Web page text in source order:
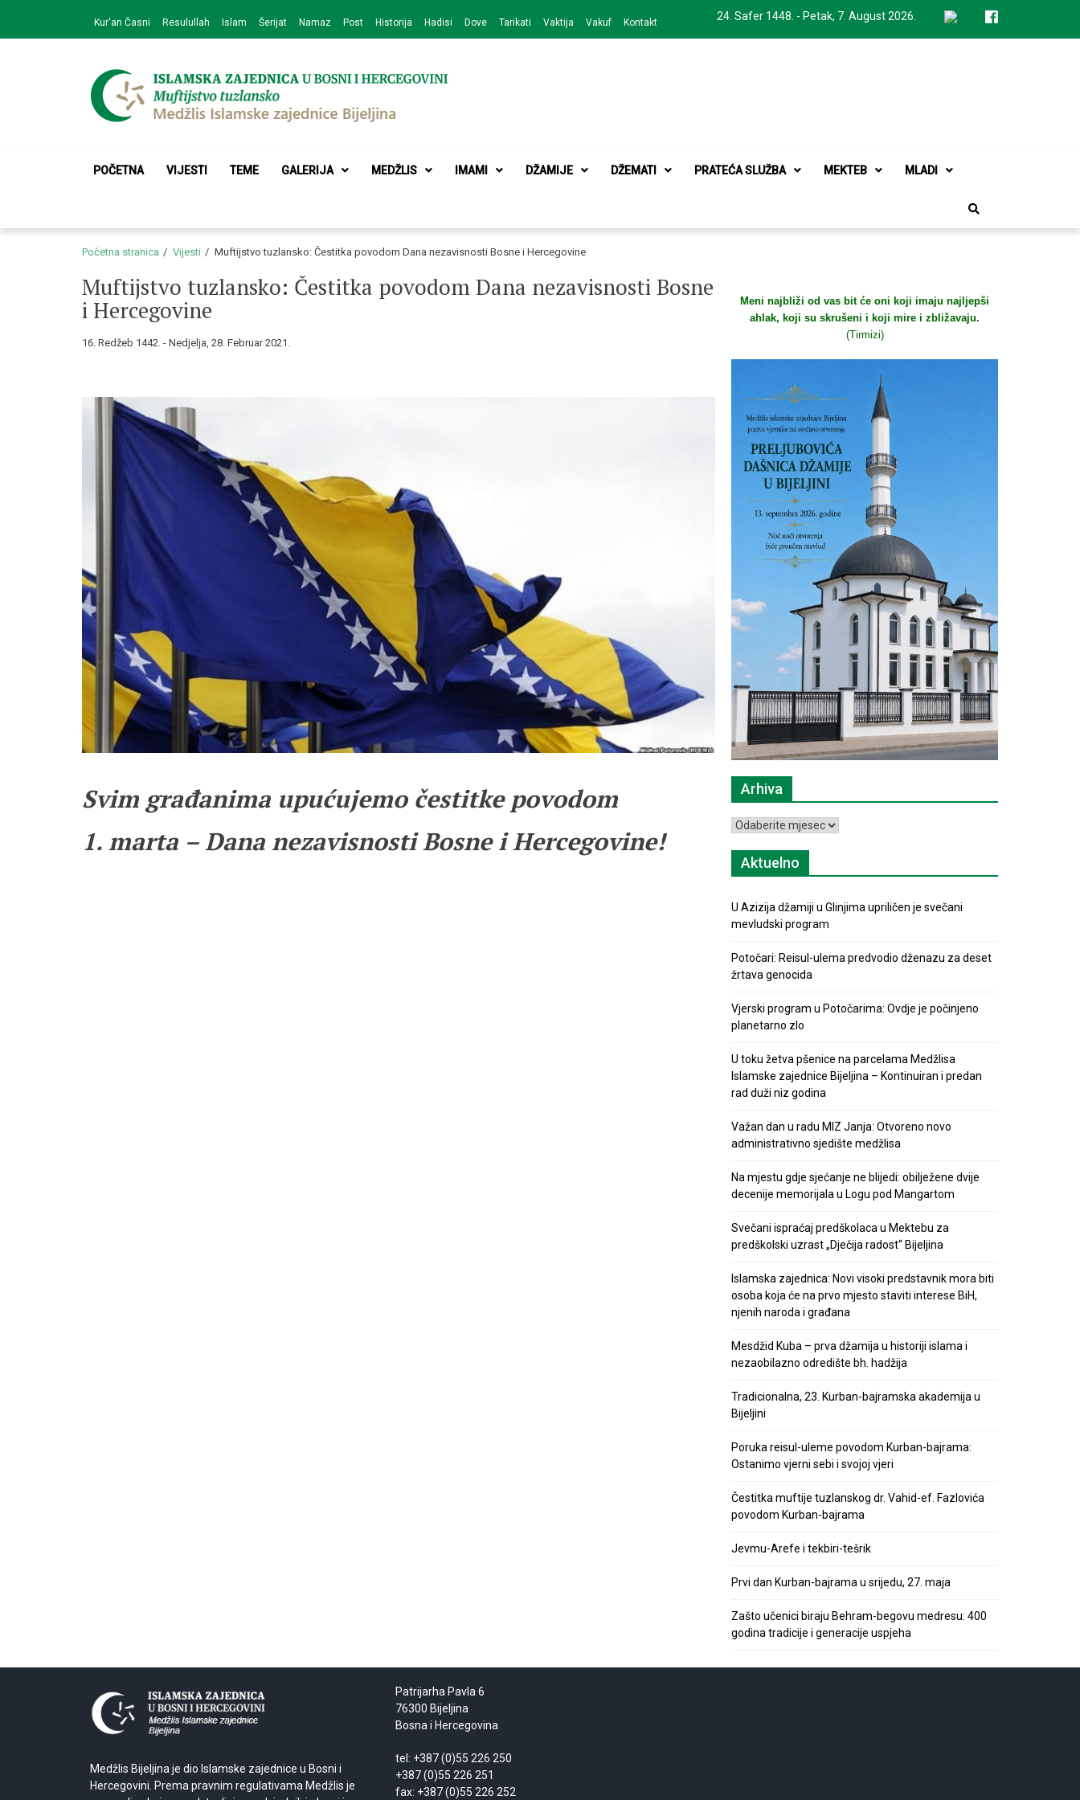
navigation
content
24. Safer 1448. - Petak, 7. August 2026.
Kur'an Časni Resulullah Islam Šerijat Namaz Post Historija Hadisi Dove Tarikati Vaktija Vakuf Kontakt
Medžlis Islamske zajednice Bijeljina
POČETNA VIJESTI TEME GALERIJA MEDŽLIS IMAMI DŽAMIJE DŽEMATI PRATEĆA SLUŽBA MEKTEB MLADI
Početna stranica Vijesti Muftijstvo tuzlansko: Čestitka povodom Dana nezavisnosti Bosne i Hercegovine
Muftijstvo tuzlansko: Čestitka povodom Dana nezavisnosti Bosne
i Hercegovine
16. Redžeb 1442. - Nedjelja, 28. Februar 2021.
Svim građanima upućujemo čestitke povodom
1. marta – Dana nezavisnosti Bosne i Hercegovine!
Meni najbliži od vas bit će oni koji imaju najljepši
ahlak, koji su skrušeni i koji mire i zbližavaju.
(Tirmizi)
Arhiva
Arhiva
Aktuelno
U Azizija džamiji u Glinjima upriličen je svečani
mevludski program
Potočari: Reisul-ulema predvodio dženazu za deset
žrtava genocida
Vjerski program u Potočarima: Ovdje je počinjeno
planetarno zlo
U toku žetva pšenice na parcelama Medžlisa
Islamske zajednice Bijeljina – Kontinuiran i predan
rad duži niz godina
Važan dan u radu MIZ Janja: Otvoreno novo
administrativno sjedište medžlisa
Na mjestu gdje sjećanje ne blijedi: obilježene dvije
decenije memorijala u Logu pod Mangartom
Svečani ispraćaj predškolaca u Mektebu za
predškolski uzrast „Dječija radost“ Bijeljina
Islamska zajednica: Novi visoki predstavnik mora biti
osoba koja će na prvo mjesto staviti interese BiH,
njenih naroda i građana
Mesdžid Kuba – prva džamija u historiji islama i
nezaobilazno odredište bh. hadžija
Tradicionalna, 23. Kurban-bajramska akademija u
Bijeljini
Poruka reisul-uleme povodom Kurban-bajrama:
Ostanimo vjerni sebi i svojoj vjeri
Čestitka muftije tuzlanskog dr. Vahid-ef. Fazlovića
povodom Kurban-bajrama
Jevmu-Arefe i tekbiri-tešrik
Prvi dan Kurban-bajrama u srijedu, 27. maja
Zašto učenici biraju Behram-begovu medresu: 400
godina tradicije i generacije uspjeha
Medžlis Bijeljina je dio Islamske zajednice u Bosni i
Hercegovini. Prema pravnim regulativama Medžlis je
Patrijarha Pavla 6
76300 Bijeljina
Bosna i Hercegovina
tel: +387 (0)55 226 250
+387 (0)55 226 251
fax: +387 (0)55 226 252